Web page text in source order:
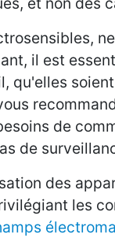
il est
qu'elles
de
de
des
les